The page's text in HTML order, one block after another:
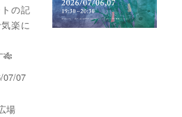
の記
楽に
🎋
07/07
場